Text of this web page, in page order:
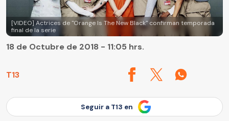
[VIDEO] Actrices de "Orange Is The New Black" confirman temporada
final de la serie
T13
18 de Octubre de 2018 - 11:05 hrs.
Seguir a T13 en